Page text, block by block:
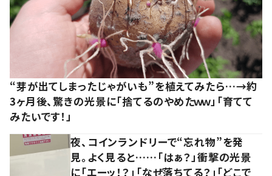
“芽が出てしまったじゃがいも”を植えてみたら…→約
3ヶ月後、驚きの光景に「捨てるのやめたｗｗ」「育てて
みたいです！」
夜、コインランドリーで“忘れ物”を発
見。よく見ると……「はぁ？」衝撃の光景
に「エーッ！？」「なぜ落ちてる？」「どこで